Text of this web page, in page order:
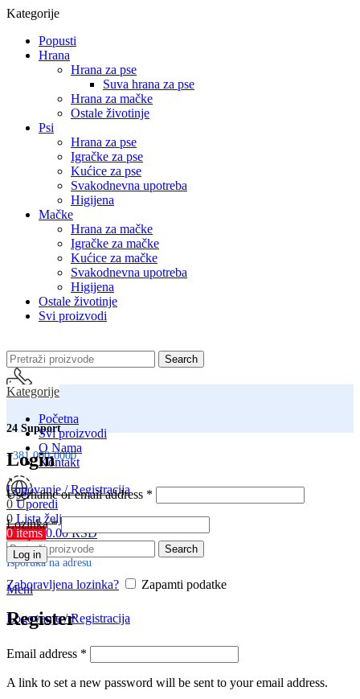
Kategorije
Popusti
Hrana
Hrana za pse
Suva hrana za pse
Hrana za mačke
Ostale životinje
Psi
Hrana za pse
Igračke za pse
Kućice za pse
Svakodnevna upotreba
Higijena
Mačke
Hrana za mačke
Igračke za mačke
Kućice za mačke
Svakodnevna upotreba
Higijena
Ostale životinje
Svi proizvodi
Search
24 Support
+381 000-0000
Srbija
Isporuka na adresu
Meni
Logovanje / Registracija
Kategorije
Početna
Svi proizvodi
O Nama
Kontakt
Logovanje / Registracija
0 Uporedi
0 Lista želja
0items 0.00RSD
Search
Login
Username or email address *
Lozinka*
Log in
Zaboravljena lozinka? Zapamti podatke
Register
Email address *
A link to set a new password will be sent to your email address.